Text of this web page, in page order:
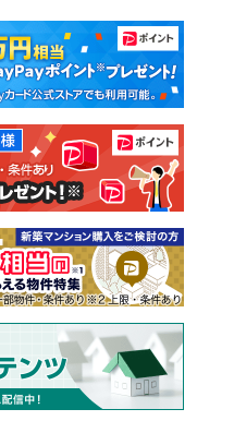
中古マンション
中古一戸建て
土地
教えて！住まいの先生